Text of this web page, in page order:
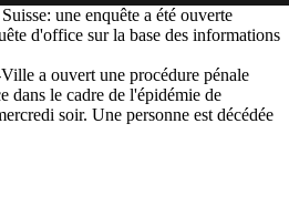
une enquête a été ouverte
d'office sur la base des informations
a ouvert une procédure pénale
dans le cadre de l'épidémie de
soir. Une personne est décédée